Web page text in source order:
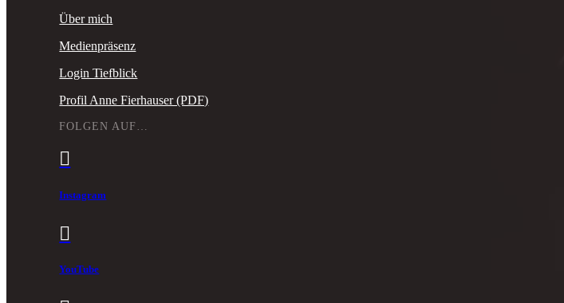
Über mich
Medienpräsenz
Login Tiefblick
Profil Anne Fierhauser (PDF)
FOLGEN AUF…

Instagram

YouTube